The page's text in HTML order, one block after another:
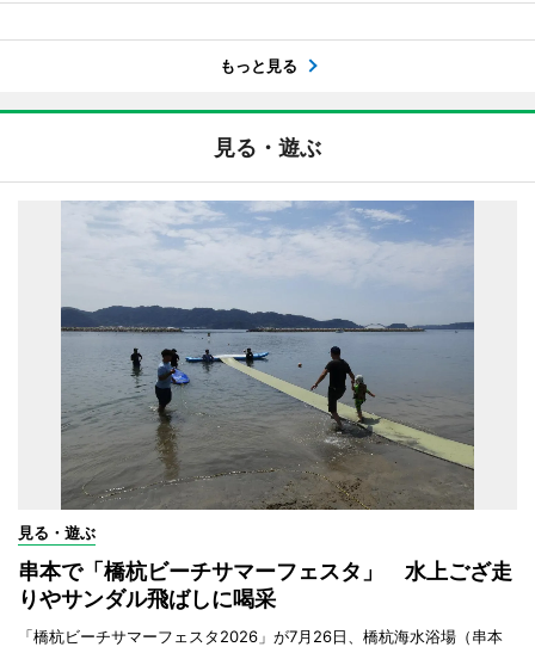
もっと見る
見る・遊ぶ
見る・遊ぶ
串本で「橋杭ビーチサマーフェスタ」 水上ござ走
りやサンダル飛ばしに喝采
「橋杭ビーチサマーフェスタ2026」が7月26日、橋杭海水浴場（串本